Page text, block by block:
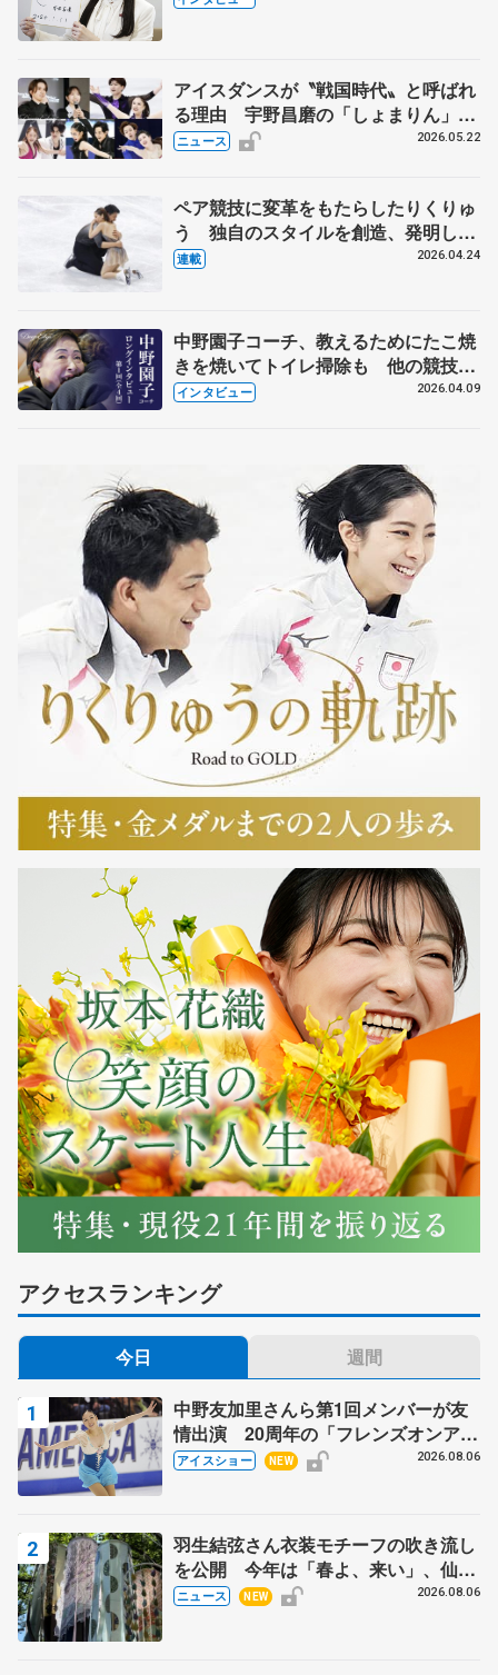
アイスダンスが〝戦国時代〟と呼ばれ
る理由 宇野昌磨の「しょまりん」ら
実力者が相次いで参戦 国内の競争激
ニュース 2026.05.22
ペア競技に変革をもたらしたりくりゅ
う 独自のスタイルを創造、発明した
【引退発表後②】
連載 2026.04.24
中野園子コーチ、教えるためにたこ焼
きを焼いてトイレ掃除も 他の競技に
も通用するという坂本花織の筋肉
インタビュー 2026.04.09
アクセスランキング
今日 週間
中野友加里さんら第1回メンバーが友
情出演 20周年の「フレンズオンアイ
ス」 宮本賢二さん、有川梨絵さん、
アイスショー NEW 2026.08.06
羽生結弦さん衣装モチーフの吹き流し
を公開 今年は「春よ、来い」、仙台
の瑞鳳殿
ニュース NEW 2026.08.06